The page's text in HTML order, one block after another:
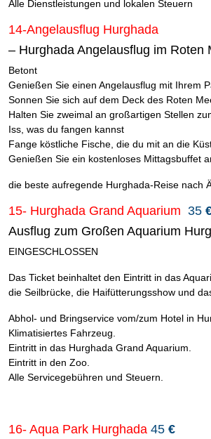
Alle Dienstleistungen und lokalen Steuern
14-Angelausflug Hurghada
– Hurghada Angelausflug im Roten
Betont
Genießen Sie einen Angelausflug mit Ihrem
Sonnen Sie sich auf dem Deck des Roten
Halten Sie zweimal an großartigen Stellen
Iss, was du fangen kannst
Fange köstliche Fische, die du mit an die
Genießen Sie ein kostenloses Mittagsbuffet
die beste aufregende Hurghada-Reise nach
15- Hurghada Grand Aquarium 35
Ausflug zum Großen Aquarium
EINGESCHLOSSEN
Das Ticket beinhaltet den Eintritt in das
die Seilbrücke, die Haifütterungsshow und
Abhol- und Bringservice vom/zum Hotel in
Klimatisiertes Fahrzeug.
Eintritt in das Hurghada Grand Aquarium.
Eintritt in den Zoo.
Alle Servicegebühren und Steuern.
16- Aqua Park Hurghada 45 €